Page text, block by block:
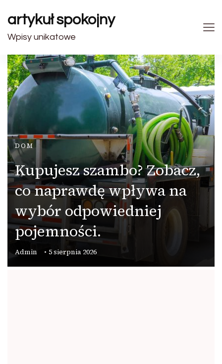
artykuł spokojny
Wpisy unikatowe
DOM
Kupujesz szambo? Zobacz,
co naprawdę wpływa na
wybór odpowiedniej
pojemności.
Admin 5 sierpnia 2026